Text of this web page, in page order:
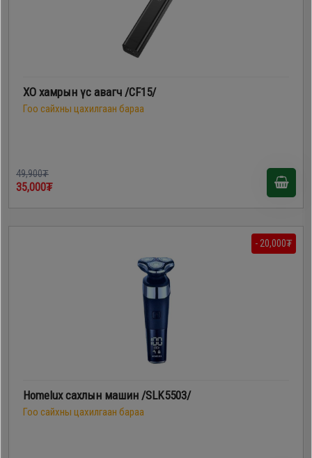
XO хамрын үс авагч /CF15/
Гоо сайхны цахилгаан бараа
49,900₮
35,000₮
- 20,000₮
Homelux сахлын машин /SLK5503/
Гоо сайхны цахилгаан бараа